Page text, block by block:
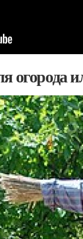
огорода